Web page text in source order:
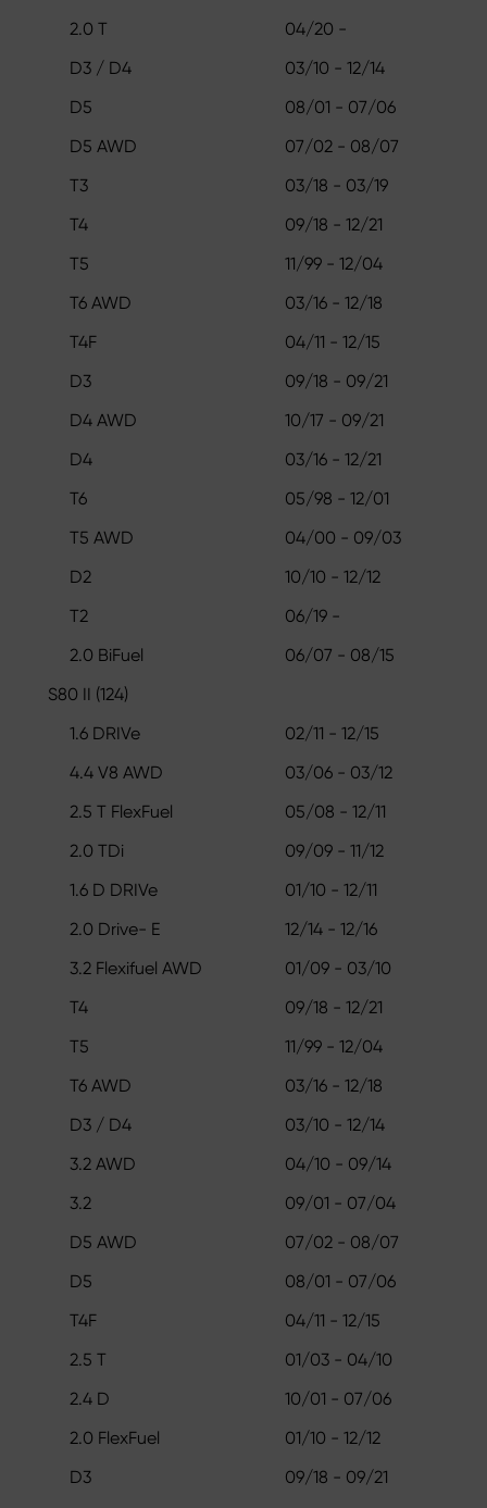
2.0 T
04/20 -
D3 / D4
03/10 - 12/14
D5
08/01 - 07/06
D5 AWD
07/02 - 08/07
T3
03/18 - 03/19
T4
09/18 - 12/21
T5
11/99 - 12/04
T6 AWD
03/16 - 12/18
T4F
04/11 - 12/15
D3
09/18 - 09/21
D4 AWD
10/17 - 09/21
D4
03/16 - 12/21
T6
05/98 - 12/01
T5 AWD
04/00 - 09/03
D2
10/10 - 12/12
T2
06/19 -
2.0 BiFuel
06/07 - 08/15
S80 II (124)
1.6 DRIVe
02/11 - 12/15
4.4 V8 AWD
03/06 - 03/12
2.5 T FlexFuel
05/08 - 12/11
2.0 TDi
09/09 - 11/12
1.6 D DRIVe
01/10 - 12/11
2.0 Drive- E
12/14 - 12/16
3.2 Flexifuel AWD
01/09 - 03/10
T4
09/18 - 12/21
T5
11/99 - 12/04
T6 AWD
03/16 - 12/18
D3 / D4
03/10 - 12/14
3.2 AWD
04/10 - 09/14
3.2
09/01 - 07/04
D5 AWD
07/02 - 08/07
D5
08/01 - 07/06
T4F
04/11 - 12/15
2.5 T
01/03 - 04/10
2.4 D
10/01 - 07/06
2.0 FlexFuel
01/10 - 12/12
D3
09/18 - 09/21